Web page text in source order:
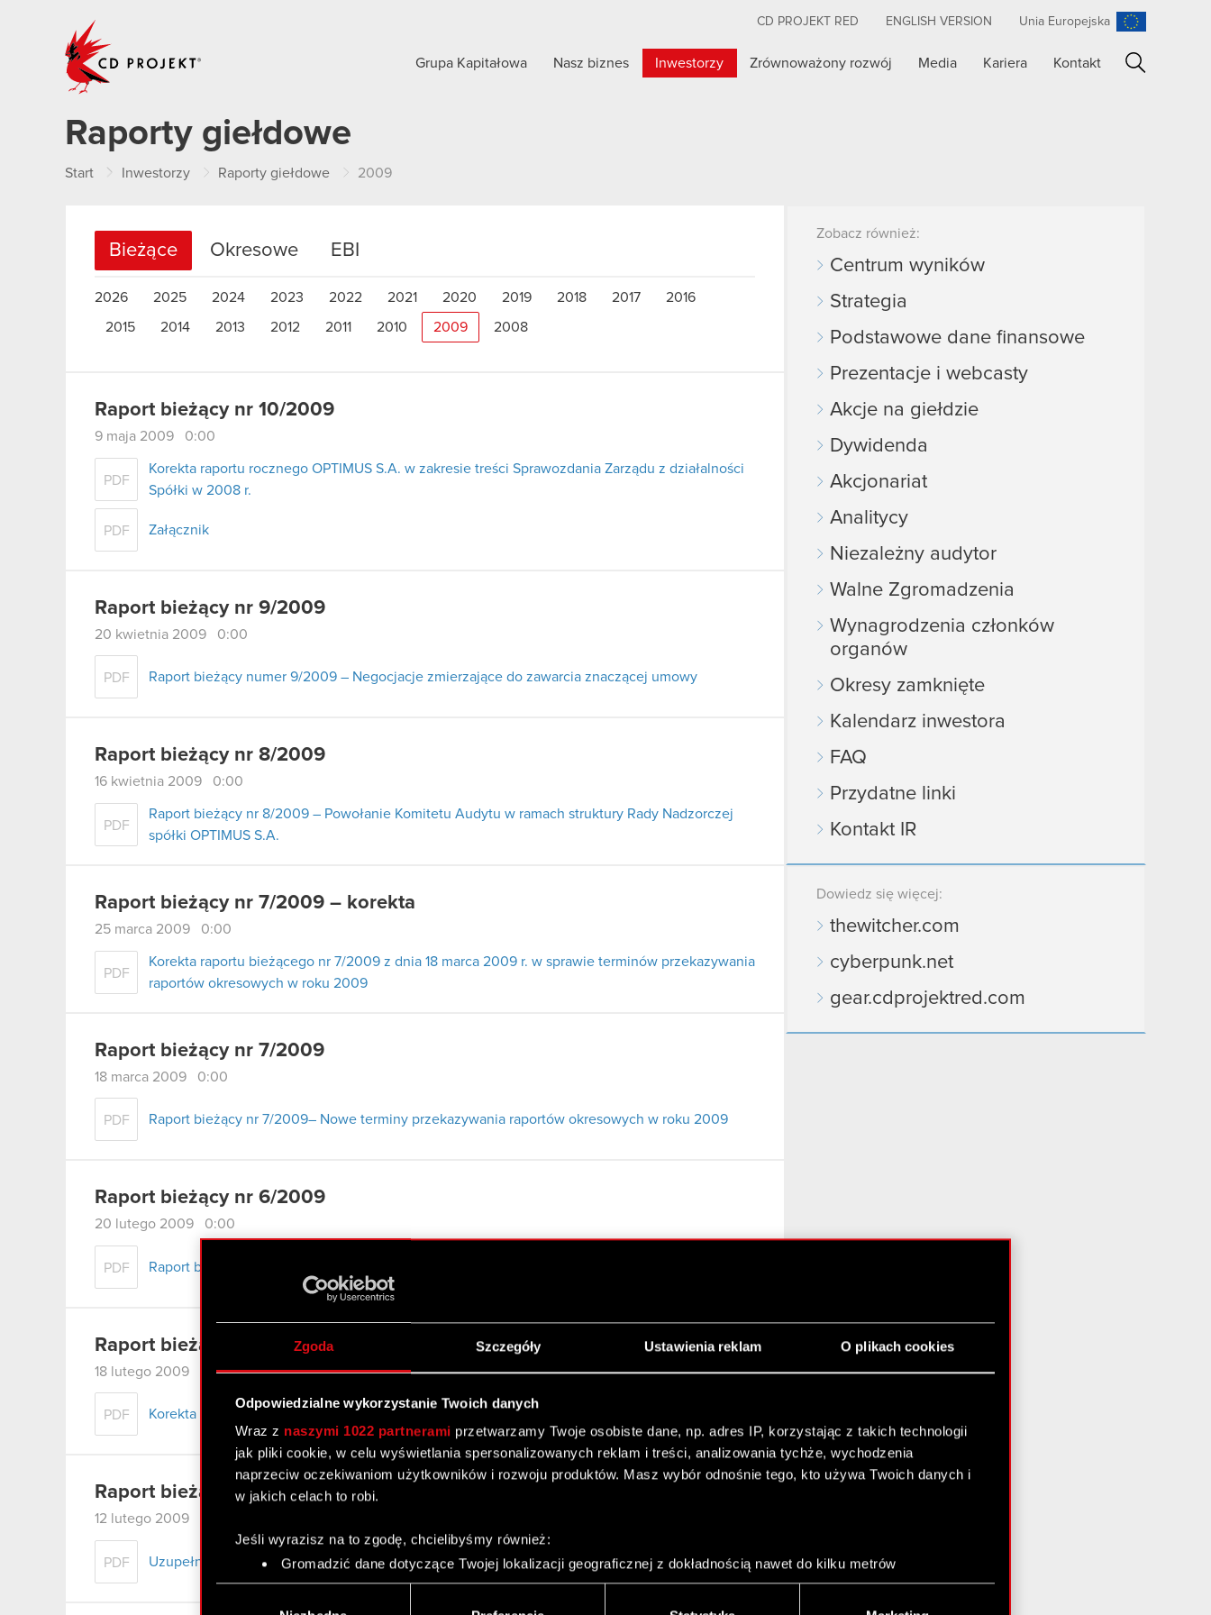
Zgoda Szczegóły Ustawienia reklam O plikach cookies
Odpowiedzialne wykorzystanie Twoich danych
Wraz z naszymi 1022 partnerami przetwarzamy Twoje osobiste dane, np. adres IP, korzystając z takich technologii
jak pliki cookie, w celu wyświetlania spersonalizowanych reklam i treści, analizowania tychże, wychodzenia
naprzeciw oczekiwaniom użytkowników i rozwoju produktów. Masz wybór odnośnie tego, kto używa Twoich danych i
w jakich celach to robi.
Jeśli wyrazisz na to zgodę, chcielibyśmy również:
Gromadzić dane dotyczące Twojej lokalizacji geograficznej z dokładnością nawet do kilku metrów
Identyfikować Twoje urządzenie, aktywnie analizując charakteryzującego je zbiory danych (fingerprinting,
CD PROJEKT RED ENGLISH VERSION Unia Europejska
Grupa Kapitałowa Nasz biznes Inwestorzy Zrównoważony rozwój Media Kariera Kontakt
Raporty giełdowe
Start Inwestorzy Raporty giełdowe 2009
Bieżące Okresowe EBI
2026 2025 2024 2023 2022 2021 2020 2019 2018 2017 2016
2015 2014 2013 2012 2011 2010 2009 2008
Raport bieżący nr 10/2009
9 maja 2009 0:00
PDF
Korekta raportu rocznego OPTIMUS S.A. w zakresie treści Sprawozdania Zarządu z działalności
Spółki w 2008 r.
PDF Załącznik
Raport bieżący nr 9/2009
20 kwietnia 2009 0:00
PDF Raport bieżący numer 9/2009 – Negocjacje zmierzające do zawarcia znaczącej umowy
Raport bieżący nr 8/2009
16 kwietnia 2009 0:00
PDF
Raport bieżący nr 8/2009 – Powołanie Komitetu Audytu w ramach struktury Rady Nadzorczej
spółki OPTIMUS S.A.
Raport bieżący nr 7/2009 – korekta
25 marca 2009 0:00
PDF
Korekta raportu bieżącego nr 7/2009 z dnia 18 marca 2009 r. w sprawie terminów przekazywania
raportów okresowych w roku 2009
Raport bieżący nr 7/2009
18 marca 2009 0:00
PDF Raport bieżący nr 7/2009– Nowe terminy przekazywania raportów okresowych w roku 2009
Raport bieżący nr 6/2009
20 lutego 2009 0:00
PDF Raport bieżący nr 6/2009 – Zmiany w składzie Zarządu Optimus S.A.
Raport bieżący nr 5/2009
18 lutego 2009 0:00
PDF Korekta raportu kwartalnego za IV kwartał 2008r.
Raport bieżący nr 4/2009
12 lutego 2009 0:00
PDF Uzupełnienie terminów przekazywania raportów okresowych w roku 2009
Zobacz również:
Centrum wyników
Strategia
Podstawowe dane finansowe
Prezentacje i webcasty
Akcje na giełdzie
Dywidenda
Akcjonariat
Analitycy
Niezależny audytor
Walne Zgromadzenia
Wynagrodzenia członków
organów
Okresy zamknięte
Kalendarz inwestora
FAQ
Przydatne linki
Kontakt IR
Dowiedz się więcej:
thewitcher.com
cyberpunk.net
gear.cdprojektred.com